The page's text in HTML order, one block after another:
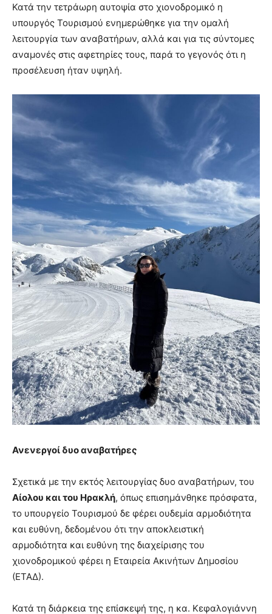
Κατά την τετράωρη αυτοψία στο χιονοδρομικό η
υπουργός Τουρισμού ενημερώθηκε για την ομαλή
λειτουργία των αναβατήρων, αλλά και για τις σύντομες
αναμονές στις αφετηρίες τους, παρά το γεγονός ότι η
προσέλευση ήταν υψηλή.
Ανενεργοί δυο αναβατήρες
Σχετικά με την εκτός λειτουργίας δυο αναβατήρων, του
Αίολου και του Ηρακλή, όπως επισημάνθηκε πρόσφατα,
το υπουργείο Τουρισμού δε φέρει ουδεμία αρμοδιότητα
και ευθύνη, δεδομένου ότι την αποκλειστική
αρμοδιότητα και ευθύνη της διαχείρισης του
χιονοδρομικού φέρει η Εταιρεία Ακινήτων Δημοσίου
(ΕΤΑΔ).
Κατά τη διάρκεια της επίσκεψή της, η κα. Κεφαλογιάννη